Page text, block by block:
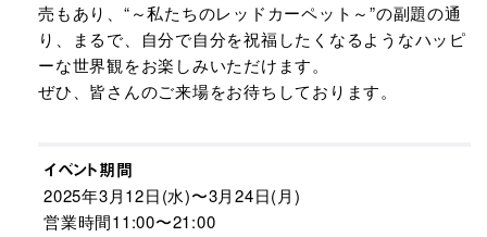
売もあり、“～私たちのレッドカーペット～”の副題の通
り、まるで、自分で自分を祝福したくなるようなハッピ
ーな世界観をお楽しみいただけます。​
ぜひ、皆さんのご来場をお待ちしております。​
イベント期間
2025年3月12日(水)〜3月24日(月)​
営業時間11:00〜21:00